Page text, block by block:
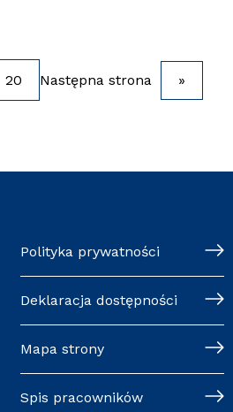
20 Następna strona »
Polityka prywatności
Deklaracja dostępności
Mapa strony
Spis pracowników